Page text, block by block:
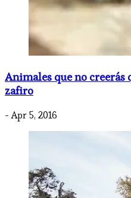
Animales que no creerás
zafiro
- Apr 5, 2016